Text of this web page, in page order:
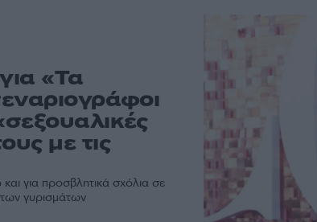
«Τα
με τις
για προσβλητικά σχόλια σε
γυρισμάτων